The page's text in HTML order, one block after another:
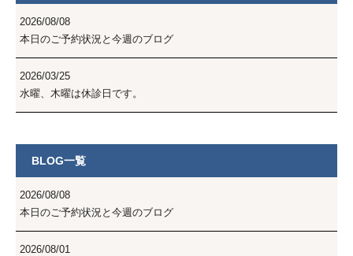
2026/08/08
本日のご予約状況と今週のブログ
2026/03/25
水曜、木曜は休診日です。
BLOG一覧
2026/08/08
本日のご予約状況と今週のブログ
2026/08/01